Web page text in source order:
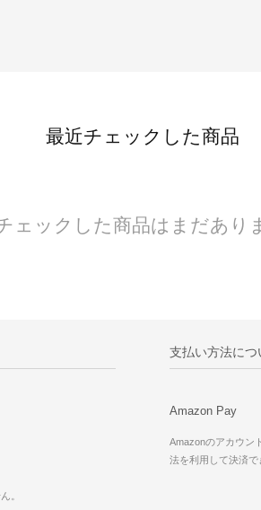
最近チェックした商品
ェックした商品はまだあり
。
支払い方法につ
Amazon Pay
Amazonのアカウン
法を利用して決済で